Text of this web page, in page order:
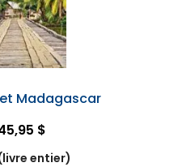
Madagascar
$
entier)